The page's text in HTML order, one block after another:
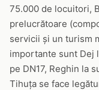
75.000 de locuitori,
prelucrătoare
servicii și un turism
importante sunt Dej
pe DN17, Reghin la
Tihuța se face